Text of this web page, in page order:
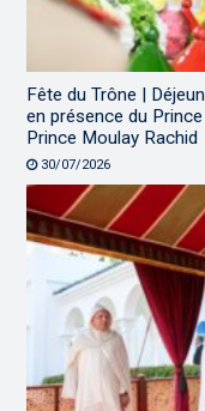
Fête du Trône |
en présence du
Prince Moulay Rachid
30/07/2026